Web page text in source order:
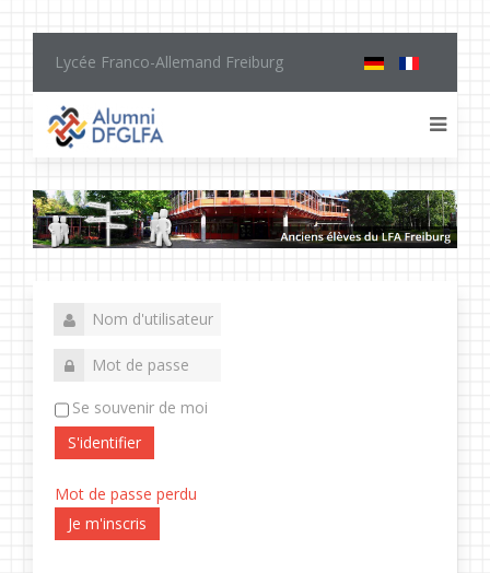
Lycée Franco-Allemand Freiburg
Se souvenir de moi
S'identifier
Mot de passe perdu
Je m'inscris